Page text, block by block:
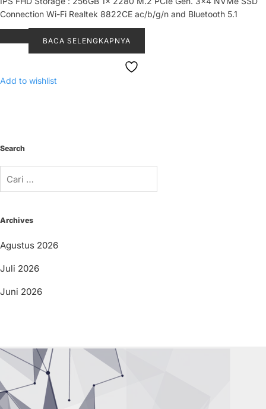
Connection Wi-Fi Realtek 8822CE ac/b/g/n and Bluetooth 5.1
BACA SELENGKAPNYA
Add to wishlist
Search
Archives
Agustus 2026
Juli 2026
Juni 2026